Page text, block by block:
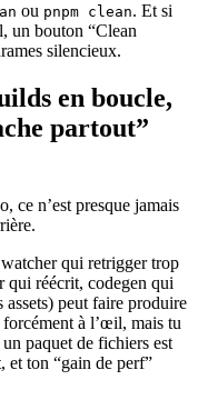
ou pnpm clean. Et si
un bouton “Clean
silencieux.
en boucle,
partout”
ce n’est presque jamais
qui retrigger trop
qui réécrit, codegen qui
assets) peut faire produire
à l’œil, mais tu
paquet de fichiers est
et ton “gain de perf”